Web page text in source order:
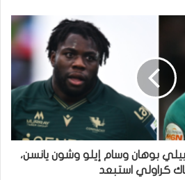
بوهان وسام إيلو وشون يانسن،
كراولي استبعد